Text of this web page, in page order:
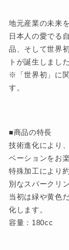
地元産業の未来
日本人の愛でる
品、そして世界
トが誕生しました
※「世界初」に
す。
■商品の特長
技術進化により
ベーションをお
特殊加工により
別なスパークリ
当初は緑や黄色
化します。
容量：180cc